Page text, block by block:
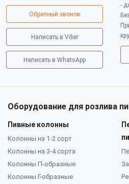
Обратный звонок
Написать в Viber
Написать в WhatsApp
-
Оборудование для розлива
Пивные колонны
Колонны на 1-2 сорт
Колонны на 3-4 сорта
Колонны П-образные
Колонны Г-образные